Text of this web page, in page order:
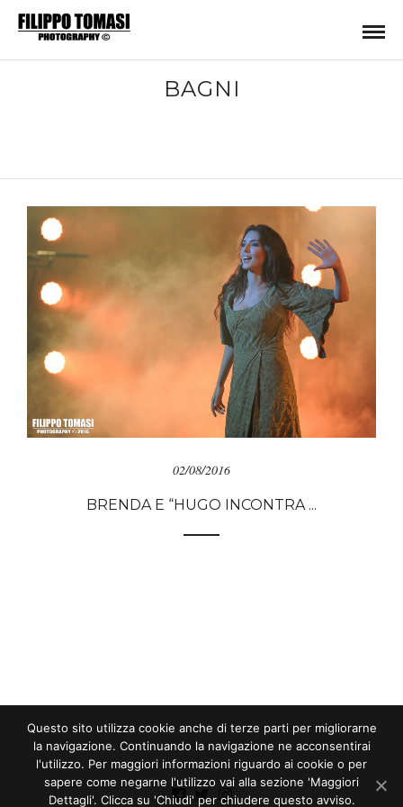
BAGNI
02/08/2016
BRENDA E “HUGO INCONTRA ...
Questo sito utilizza cookie anche di terze parti per migliorarne
la navigazione. Continuando la navigazione ne acconsentirai
l'utilizzo. Per maggiori informazioni riguardo ai cookie o per
sapere come negarne l'utilizzo vai alla sezione 'Maggiori
Dettagli'. Clicca su 'Chiudi' per chiudere questo avviso.